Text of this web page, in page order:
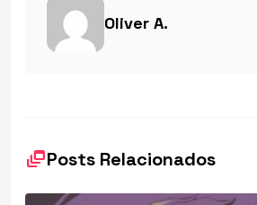
Oliver A.
dynamic_feedPosts Relacionados